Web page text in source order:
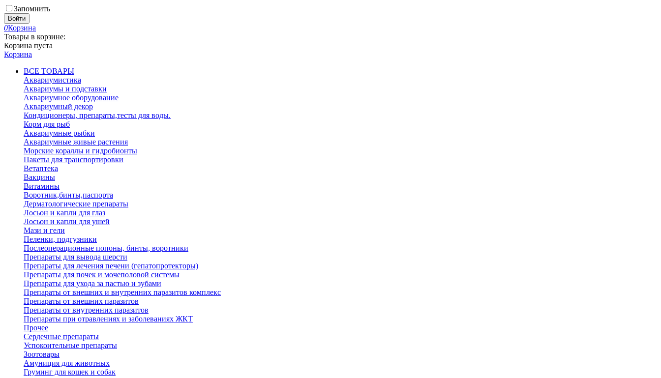
Запомнить
Войти
0Корзина
Товары в корзине:
Корзина пуста
Корзина
ВСЕ ТОВАРЫ
Аквариумистика
Аквариумы и подставки
Аквариумное оборудование
Аквариумный декор
Кондиционеры, препараты,тесты для воды.
Корм для рыб
Аквариумные рыбки
Аквариумные живые растения
Морские кораллы и гидробионты
Пакеты для транспортировки
Ветаптека
Вакцины
Витамины
Воротник,бинты,паспорта
Дерматологические препараты
Лосьон и капли для глаз
Лосьон и капли для ушей
Мази и гели
Пеленки, подгузники
Послеоперационные попоны, бинты, воротники
Препараты для вывода шерсти
Препараты для лечения печени (гепатопротекторы)
Препараты для почек и мочеполовой системы
Препараты для ухода за пастью и зубами
Препараты от внешних и внутренних паразитов комплекс
Препараты от внешних паразитов
Препараты от внутренних паразитов
Препараты при отравлениях и заболеваниях ЖКТ
Прочее
Сердечные препараты
Успокоительные препараты
Зоотовары
Амуниция для животных
Груминг для кошек и собак